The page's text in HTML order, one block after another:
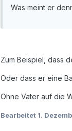
Was meint er
Zum Beispiel, dass
Oder dass er eine
Ohne Vater auf die
Bearbeitet 1.